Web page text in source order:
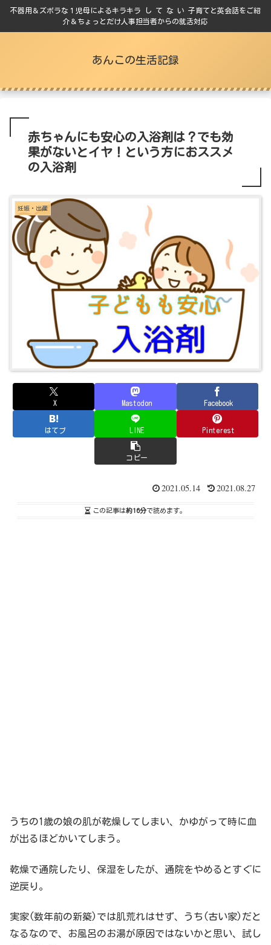
不器用＆ズボラな１児母によるキラキラ し て な い 子育てと英会話をご紹
介＆ちょっとだけ人事担当者からの就活対応
あんこの生活記録
赤ちゃんにも安心の入浴剤は？でも効
果がないとイヤ！という方におススメ
の入浴剤
妊娠・出産
X Mastodon Facebook
はてブ LINE Pinterest
コピー
2021.05.14 2021.08.27
この記事は約16分で読めます。
うちの1歳の娘の肌が乾燥してしまい、かゆがって時に血
が出るほどかいてしまう。
乾燥で通院したり、保湿をしたが、通院をやめるとすぐに
逆戻り。
実家(数年前の新築)では肌荒れはせず、うち(古い家)だと
なるなので、お風呂のお湯が原因ではないかと思い、試し